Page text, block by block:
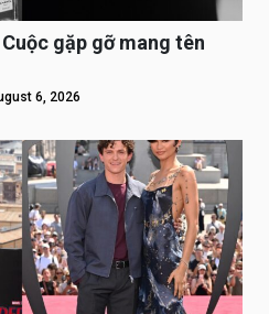
gặp gỡ mang tên
6, 2026